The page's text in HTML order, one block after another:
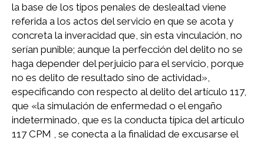
la base de los tipos penales de deslealtad viene
referida a los actos del servicio en que se acota y
concreta la inveracidad que, sin esta vinculación, no
serían punible; aunque la perfección del delito no se
haga depender del perjuicio para el servicio, porque
no es delito de resultado sino de actividad»,
especificando con respecto al delito del artículo 117,
que «la simulación de enfermedad o el engaño
indeterminado, que es la conducta típica del artículo
117 CPM , se conecta a la finalidad de excusarse el